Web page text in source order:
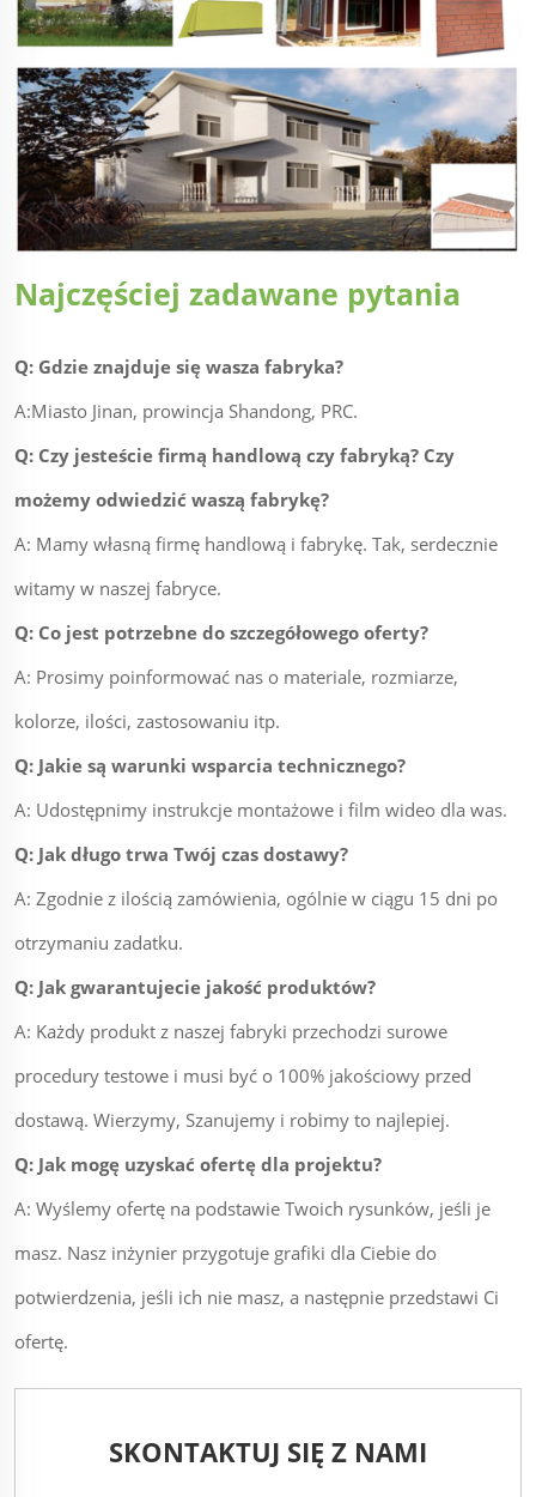
Najczęściej zadawane pytania
Q: Gdzie znajduje się wasza fabryka?
A:Miasto Jinan, prowincja Shandong, PRC.
Q: Czy jesteście firmą handlową czy fabryką? Czy
możemy odwiedzić waszą fabrykę?
A: Mamy własną firmę handlową i fabrykę. Tak, serdecznie
witamy w naszej fabryce.
Q: Co jest potrzebne do szczegółowego oferty?
A: Prosimy poinformować nas o materiale, rozmiarze,
kolorze, ilości, zastosowaniu itp.
Q: Jakie są warunki wsparcia technicznego?
A: Udostępnimy instrukcje montażowe i film wideo dla was.
Q: Jak długo trwa Twój czas dostawy?
A: Zgodnie z ilością zamówienia, ogólnie w ciągu 15 dni po
otrzymaniu zadatku.
Q: Jak gwarantujecie jakość produktów?
A: Każdy produkt z naszej fabryki przechodzi surowe
procedury testowe i musi być o 100% jakościowy przed
dostawą. Wierzymy, Szanujemy i robimy to najlepiej.
Q: Jak mogę uzyskać ofertę dla projektu?
A: Wyślemy ofertę na podstawie Twoich rysunków, jeśli je
masz. Nasz inżynier przygotuje grafiki dla Ciebie do
potwierdzenia, jeśli ich nie masz, a następnie przedstawi Ci
ofertę.
SKONTAKTUJ SIĘ Z NAMI